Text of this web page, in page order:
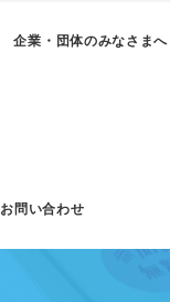
企業・団体のみなさまへ
お問い合わせ